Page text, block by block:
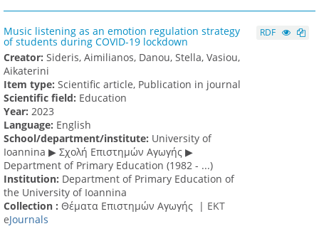
Music listening as an emotion regulation strategy
of students during COVID-19 lockdown
Creator: Sideris, Aimilianos, Danou, Stella, Vasiou,
Aikaterini
Item type: Scientific article, Publication in journal
Scientific field: Education
Υear: 2023
Language: English
School/department/institute: University of
Ioannina ▶ Σχολή Επιστημών Αγωγής ▶
Department of Primary Education (1982 - ...)
Institution: Department of Primary Education of
the University of Ioannina
Collection : Θέματα Επιστημών Αγωγής | ΕΚΤ
eJournals
RDF